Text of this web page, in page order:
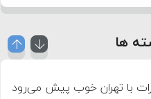
ها
با تهران خوب پیش می‌رود